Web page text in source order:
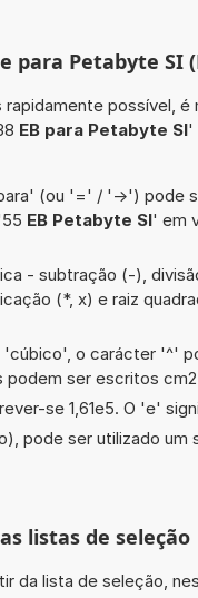
para Petabyte SI
possível, é
EB para Petabyte SI'
(ou '=' / '->') pode
EB Petabyte SI' em
- subtração (-),
(*, x) e raiz
'cúbico', o carácter '^'
ser escritos
se 1,61e5. O 'e'
pode ser utilizado um
listas de seleção
da lista de seleção,